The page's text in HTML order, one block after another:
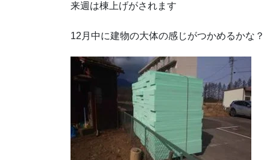
来週は棟上げがされます
12月中に建物の大体の感じがつかめるかな？